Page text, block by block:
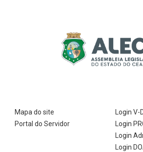
Mapa do site
Portal do Servidor
Login V-
Login
Login
Login